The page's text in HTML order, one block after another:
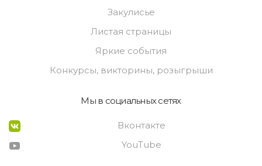
Закулисье
Листая страницы
Яркие события
Конкурсы, викторины, розыгрыши
Мы в социальных сетях
Вконтакте
YouTube